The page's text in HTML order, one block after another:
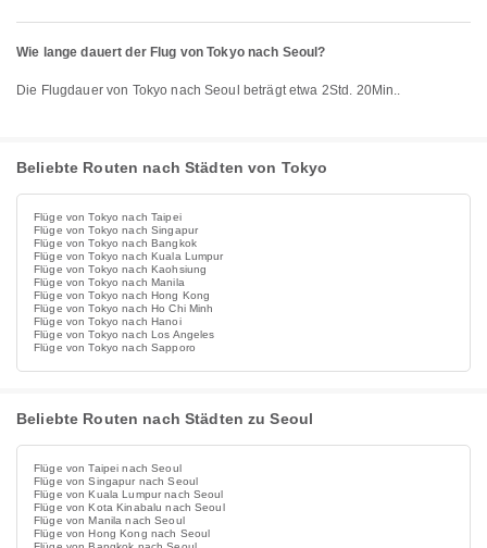
Wie lange dauert der Flug von Tokyo nach Seoul?
Die Flugdauer von Tokyo nach Seoul beträgt etwa 2Std. 20Min..
Beliebte Routen nach Städten von Tokyo
Flüge von Tokyo nach Taipei
Flüge von Tokyo nach Singapur
Flüge von Tokyo nach Bangkok
Flüge von Tokyo nach Kuala Lumpur
Flüge von Tokyo nach Kaohsiung
Flüge von Tokyo nach Manila
Flüge von Tokyo nach Hong Kong
Flüge von Tokyo nach Ho Chi Minh
Flüge von Tokyo nach Hanoi
Flüge von Tokyo nach Los Angeles
Flüge von Tokyo nach Sapporo
Beliebte Routen nach Städten zu Seoul
Flüge von Taipei nach Seoul
Flüge von Singapur nach Seoul
Flüge von Kuala Lumpur nach Seoul
Flüge von Kota Kinabalu nach Seoul
Flüge von Manila nach Seoul
Flüge von Hong Kong nach Seoul